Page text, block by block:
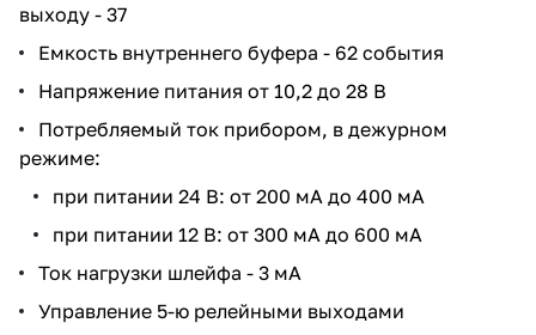
выходу - 37
Емкость внутреннего буфера - 62 события
Напряжение питания от 10,2 до 28 В
Потребляемый ток прибором, в дежурном
режиме:
при питании 24 В: от 200 мА до 400 мА
при питании 12 В: от 300 мА до 600 мА
Ток нагрузки шлейфа - 3 мА
Управление 5-ю релейными выходами